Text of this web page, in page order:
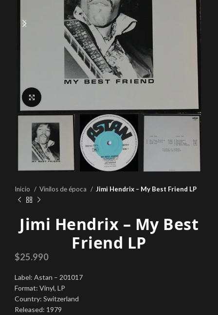
Inicio Vinilos de época Jimi Hendrix – My Best Friend LP
Jimi Hendrix – My Best
Friend LP
$25.990
Label: Astan – 201017
Format: Vinyl, LP
Country: Switzerland
Released: 1979